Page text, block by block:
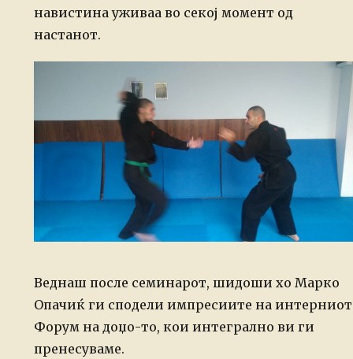
навистина уживаа во секој момент од
настанот.
Веднаш после семинарот, шидоши хо Марко
Опачиќ ги сподели импресиите на интерниот
Форум на доџо-то, кои интегрално ви ги
пренесуваме.